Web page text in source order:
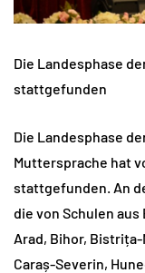
Die Landesphase
stattgefunden
Die Landesphase
Muttersprache hat
stattgefunden. An
die von Schulen
Arad, Bihor,
Caraș-Severin,